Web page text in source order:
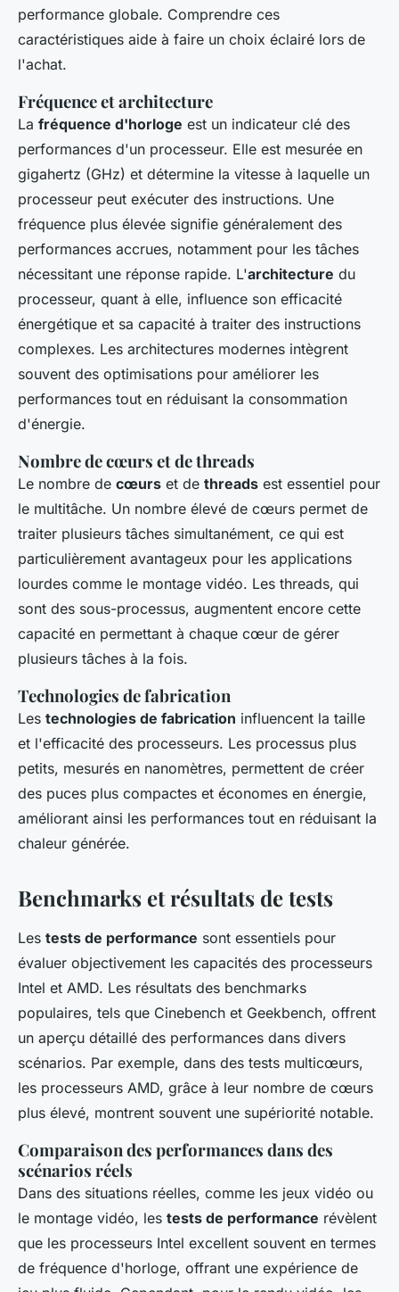
performance globale. Comprendre ces
caractéristiques aide à faire un choix éclairé lors de
l'achat.
Fréquence et architecture
La fréquence d'horloge est un indicateur clé des
performances d'un processeur. Elle est mesurée en
gigahertz (GHz) et détermine la vitesse à laquelle un
processeur peut exécuter des instructions. Une
fréquence plus élevée signifie généralement des
performances accrues, notamment pour les tâches
nécessitant une réponse rapide. L'architecture du
processeur, quant à elle, influence son efficacité
énergétique et sa capacité à traiter des instructions
complexes. Les architectures modernes intègrent
souvent des optimisations pour améliorer les
performances tout en réduisant la consommation
d'énergie.
Nombre de cœurs et de threads
Le nombre de cœurs et de threads est essentiel pour
le multitâche. Un nombre élevé de cœurs permet de
traiter plusieurs tâches simultanément, ce qui est
particulièrement avantageux pour les applications
lourdes comme le montage vidéo. Les threads, qui
sont des sous-processus, augmentent encore cette
capacité en permettant à chaque cœur de gérer
plusieurs tâches à la fois.
Technologies de fabrication
Les technologies de fabrication influencent la taille
et l'efficacité des processeurs. Les processus plus
petits, mesurés en nanomètres, permettent de créer
des puces plus compactes et économes en énergie,
améliorant ainsi les performances tout en réduisant la
chaleur générée.
Benchmarks et résultats de tests
Les tests de performance sont essentiels pour
évaluer objectivement les capacités des processeurs
Intel et AMD. Les résultats des benchmarks
populaires, tels que Cinebench et Geekbench, offrent
un aperçu détaillé des performances dans divers
scénarios. Par exemple, dans des tests multicœurs,
les processeurs AMD, grâce à leur nombre de cœurs
plus élevé, montrent souvent une supériorité notable.
Comparaison des performances dans des
scénarios réels
Dans des situations réelles, comme les jeux vidéo ou
le montage vidéo, les tests de performance révèlent
que les processeurs Intel excellent souvent en termes
de fréquence d'horloge, offrant une expérience de